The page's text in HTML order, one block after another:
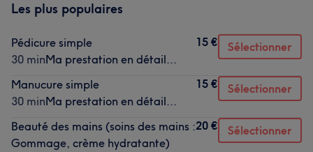
Les plus populaires
Pédicure simple
30 minMa prestation en détail...
15 € Sélectionner
Manucure simple
30 minMa prestation en détail...
15 € Sélectionner
Beauté des mains (soins des mains :
Gommage, crème hydratante)
20 € Sélectionner